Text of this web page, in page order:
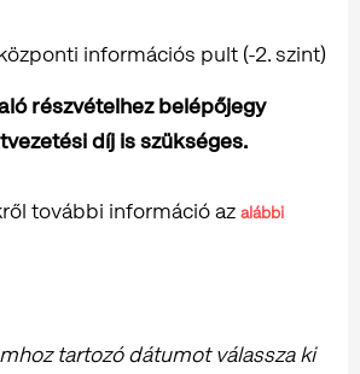
információs pult (-2. szint)
részvételhez belépőjegy
díj is szükséges.
további információ az alábbi
tartozó dátumot válassza ki